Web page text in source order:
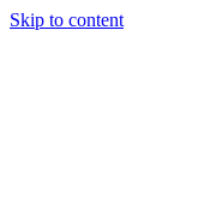
Skip to content